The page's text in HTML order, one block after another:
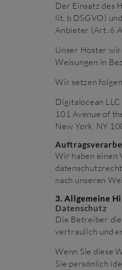
Der Einsatz des
lit. b DSGVO)
Anbieter (Art. 6
Unser Hoster
Weisungen in
Wir setzen
Digitalocean LLC
101 Avenue of
New York, NY
Wir haben einen
nach unseren
3. Allgemeine
Datenschutz
Die Betreiber
vertraulich und
Wenn Sie diese
Sie persönlich